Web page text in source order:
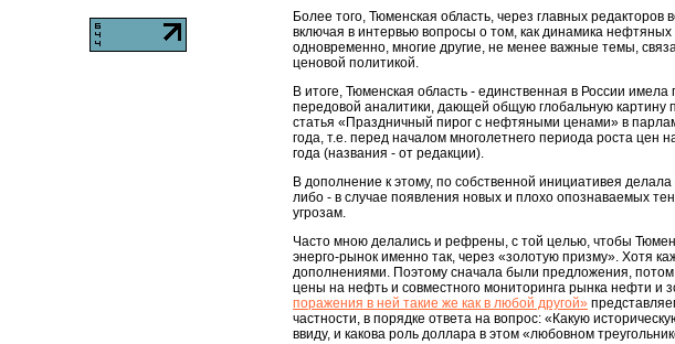
Более того, Тюменская область, через главных редакторов
включая в интервью вопросы о том, как динамика
одновременно, многие другие, не менее важные темы,
ценовой политикой.
В итоге, Тюменская область - единственная в России
передовой аналитики, дающей общую глобальную картину
статья «Праздничный пирог с нефтяными ценами» в
года, т.е. перед началом многолетнего периода роста цен
года (названия - от редакции).
В дополнение к этому, по собственной инициативея
либо - в случае появления новых и плохо опознаваемых
угрозам.
Часто мною делались и рефрены, с той целью, чтобы
энерго-рынок именно так, через «золотую призму». Хотя
дополнениями. Поэтому сначала были предложения,
цены на нефть и совместного мониторинга рынка нефти и
поражения в ней такие же как в любой другой»
частности, в порядке ответа на вопрос: «Какую
ввиду, и какова роль доллара в этом «любовном